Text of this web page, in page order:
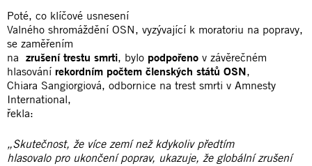
Poté, co klíčové usnesení
Valného shromáždění OSN, vyzývající k moratoriu na popravy,
se zaměřením
na zrušení trestu smrti, bylo podpořeno v závěrečném
hlasování rekordním počtem členských států OSN,
Chiara Sangiorgiová, odbornice na trest smrti v Amnesty
International,
řekla:
„Skutečnost, že více zemí než kdykoliv předtím
hlasovalo pro ukončení poprav, ukazuje, že globální zrušení